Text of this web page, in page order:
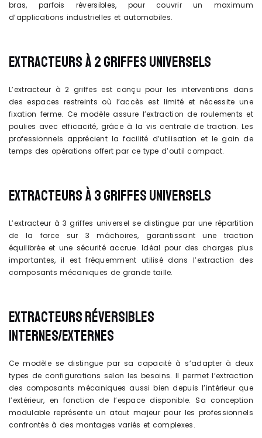
bras, parfois réversibles, pour couvrir un maximum
d’applications industrielles et automobiles.
EXTRACTEURS À 2 GRIFFES UNIVERSELS
L’extracteur à 2 griffes est conçu pour les interventions dans
des espaces restreints où l’accès est limité et nécessite une
fixation ferme. Ce modèle assure l’extraction de roulements et
poulies avec efficacité, grâce à la vis centrale de traction. Les
professionnels apprécient la facilité d’utilisation et le gain de
temps des opérations offert par ce type d’outil compact.
EXTRACTEURS À 3 GRIFFES UNIVERSELS
L’extracteur à 3 griffes universel se distingue par une répartition
de la force sur 3 mâchoires, garantissant une traction
équilibrée et une sécurité accrue. Idéal pour des charges plus
importantes, il est fréquemment utilisé dans l’extraction des
composants mécaniques de grande taille.
EXTRACTEURS RÉVERSIBLES
INTERNES/EXTERNES
Ce modèle se distingue par sa capacité à s’adapter à deux
types de configurations selon les besoins. Il permet l’extraction
des composants mécaniques aussi bien depuis l’intérieur que
l’extérieur, en fonction de l’espace disponible. Sa conception
modulable représente un atout majeur pour les professionnels
confrontés à des montages variés et complexes.